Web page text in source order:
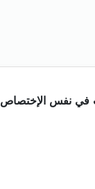
في نفس الإختصاص